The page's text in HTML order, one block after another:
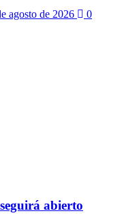
agosto de 2026 0
abierto